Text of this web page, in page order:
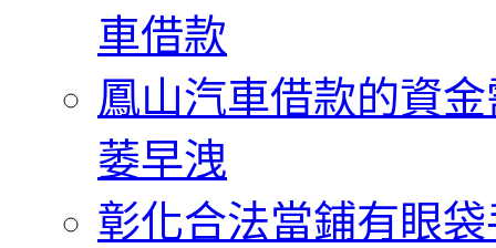
車借款
鳳山汽車借款的資
萎早洩
彰化合法當鋪有眼